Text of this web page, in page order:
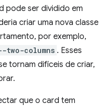
pode ser dividido em
criar uma nova classe
por exemplo,
two-columns . Esses
tornam difíceis de criar,
que o card tem